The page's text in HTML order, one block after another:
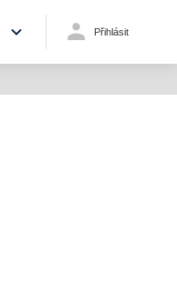
Přihlásit